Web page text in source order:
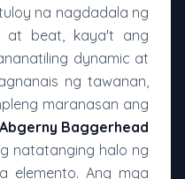
na nagdadala ng
at beat, kaya't ang
dynamic at
ng tawanan,
maranasan ang
Abgerny Baggerhead
natatanging halo ng
elemento. Ang mga